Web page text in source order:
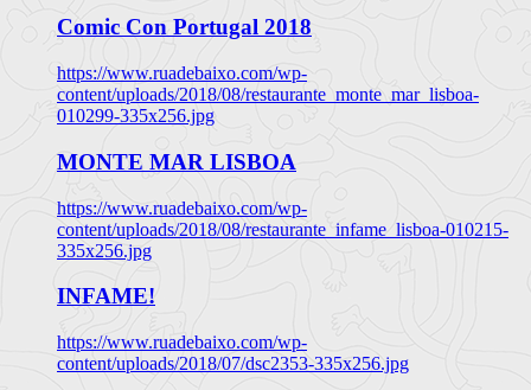
Comic Con Portugal 2018
https://www.ruadebaixo.com/wp-
content/uploads/2018/08/restaurante_monte_mar_lisboa-
010299-335x256.jpg
MONTE MAR LISBOA
https://www.ruadebaixo.com/wp-
content/uploads/2018/08/restaurante_infame_lisboa-010215-
335x256.jpg
INFAME!
https://www.ruadebaixo.com/wp-
content/uploads/2018/07/dsc2353-335x256.jpg